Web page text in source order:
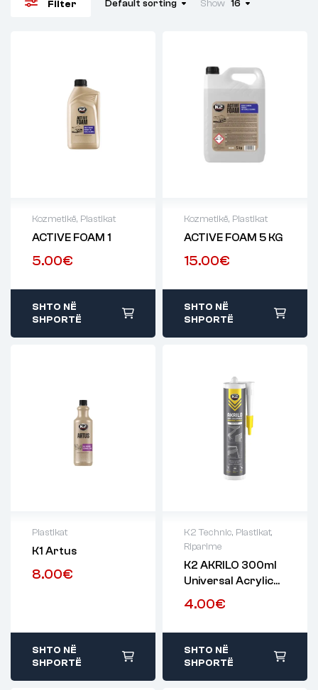
Filter Default sorting Show 16
Kozmetikë, Plastikat
ACTIVE FOAM 1
5.00€
SHTO NË
SHPORTË
Kozmetikë, Plastikat
ACTIVE FOAM 5 KG
15.00€
SHTO NË
SHPORTË
Plastikat
K1 Artus
8.00€
SHTO NË
SHPORTË
K2 Technic, Plastikat,
Riparime
K2 AKRILO 300ml
Universal Acrylic
White
4.00€
SHTO NË
SHPORTË